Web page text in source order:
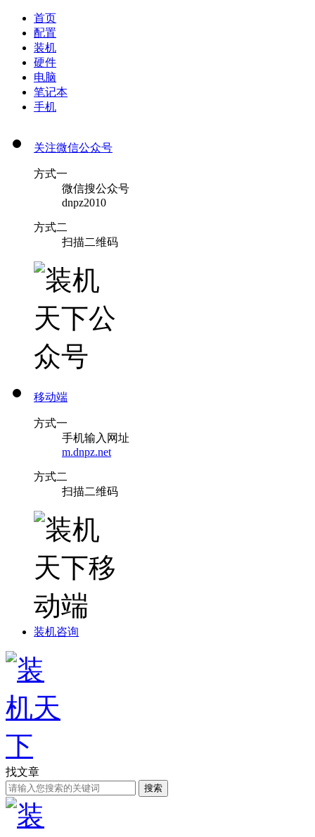
首页
配置
装机
硬件
电脑
笔记本
手机
关注微信公众号
方式一
微信搜公众号
dnpz2010
方式二
扫描二维码
移动端
方式一
手机输入网址
m.dnpz.net
方式二
扫描二维码
装机咨询
找文章
搜索